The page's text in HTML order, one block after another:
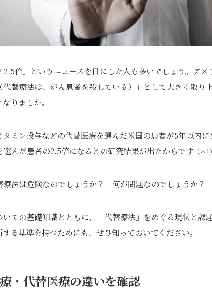
2.5倍」というニュースを目にした人も多いでしょう。ア
（代替療法は、がん患者を殺している）
」として大きく取り
りました。
ミン投与などの代替医療を選んだ米国の患者が5年以内
んだ患者の2.5倍になるとの研究結果が出たからです （＊1）
療法は危険なのでしょうか？ 何が問題なのでしょうか？
ての基礎知識とともに、「代替療法」をめぐる現状と課
る基準を持つためにも、ぜひ知っておいてください。
・代替医療の違いを確認